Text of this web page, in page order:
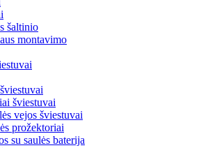
šaltinio
montavimo
šviestuvai
vejos šviestuvai
prožektoriai
su saulės baterija